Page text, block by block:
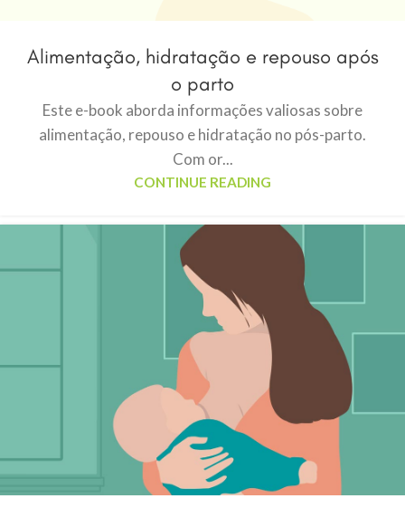
Alimentação, hidratação e repouso após
o parto
Este e-book aborda informações valiosas sobre
alimentação, repouso e hidratação no pós-parto.
Com or...
CONTINUE READING